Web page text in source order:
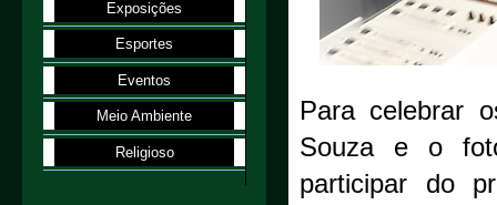
Para celebrar
Souza e o
participar do
Exposições
Esportes
Eventos
Meio Ambiente
Religioso